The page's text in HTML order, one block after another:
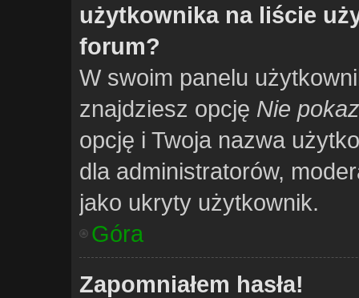
użytkownika na liście
forum?
W swoim panelu
znajdziesz opcję Nie
opcję i Twoja nazwa
dla administratorów,
jako ukryty użytkownik.
Góra
Zapomniałem hasła!